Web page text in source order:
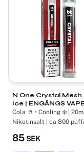
N One Crystal Mesh
Ice | ENGÅNGS
Cola 🥤 • Cooling ❄️ |
Nikotinsalt | ca 800
85 SEK